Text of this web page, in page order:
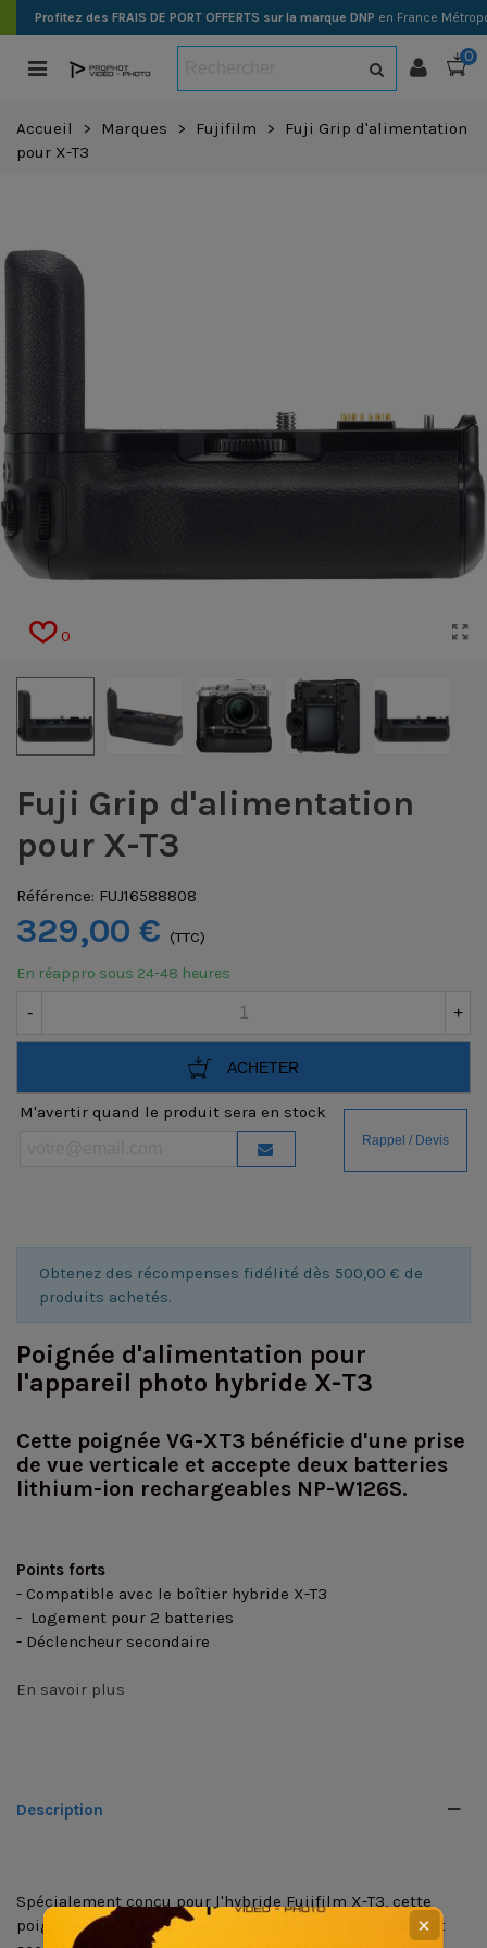
Profitez des FRAIS DE PORT OFFERTS sur la marque DNP en France
0
Accueil > Marques > Fujifilm >
Fuji Grip d'alimentation
pour X-T3
0
Fuji Grip d'alimentation
pour X-T3
Référence: FUJ16588808
329,00 € (TTC)
En réappro sous 24-48 heures
- +
ACHETER
M'avertir quand le produit sera en stock
Obtenez des récompenses fidélité dès 500,00 € de
produits achetés.
Poignée d'alimentation pour
l'appareil photo hybride X-T3
Cette poignée VG-XT3 bénéficie d'une prise
de vue verticale et accepte deux batteries
lithium-ion rechargeables NP-W126S.
Points forts
- Compatible avec le boîtier hybride X-T3
- Logement pour 2 batteries
- Déclencheur secondaire
En savoir plus
Description
Spécialement conçu pour l'hybride Fujifilm X-T3, cette
poignée VG-XT3 bénéficie d'une prise de vue verticale et
✕